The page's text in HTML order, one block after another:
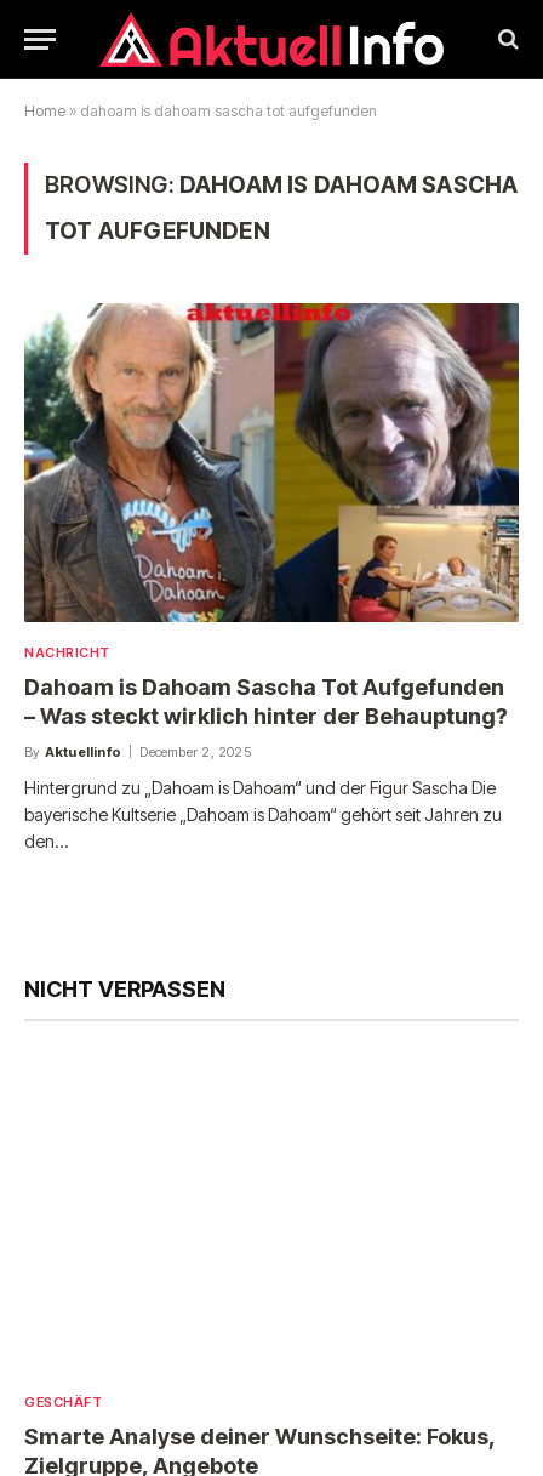
Home » dahoam is dahoam sascha tot aufgefunden
BROWSING: DAHOAM IS DAHOAM SASCHA
TOT AUFGEFUNDEN
NACHRICHT
Dahoam is Dahoam Sascha Tot Aufgefunden
– Was steckt wirklich hinter der Behauptung?
By Aktuellinfo December 2, 2025
Hintergrund zu „Dahoam is Dahoam“ und der Figur Sascha Die
bayerische Kultserie „Dahoam is Dahoam“ gehört seit Jahren zu
den…
NICHT VERPASSEN
GESCHÄFT
Smarte Analyse deiner Wunschseite: Fokus,
Zielgruppe, Angebote